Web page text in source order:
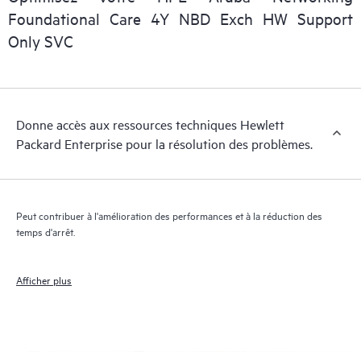
personnel informatique de localiser rapidement les informations
essentielles (du domaine public).
Foundational Care 4Y NBD Exch HW Support
Only SVC
Donne accès aux ressources techniques Hewlett
Packard Enterprise pour la résolution des problèmes.
Peut contribuer à l'amélioration des performances et à la réduction des
temps d'arrêt.
Afficher plus